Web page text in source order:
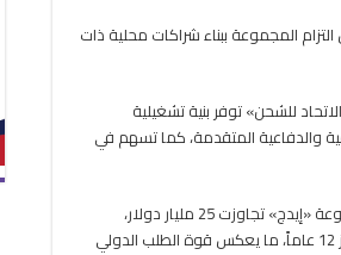
المجموعة ببناء شراكات محلية ذات
للشحن» توفر بنية تشغيلية
والدفاعية المتقدمة، كما تسهم في
وقال الرئيس التنفيذي أمس الاثنين، إن العقود المبرمة قيد التنفيذ لدى مجموعة «إيدج» تجاوزت 25 مليار دولار،
يخصص نحو 50% منها للتصدير وتمتد على فترة لا تقل عن 7 سنوات ولا تتجاوز 12 عاماً، ما يعكس قوة الطلب الدولي